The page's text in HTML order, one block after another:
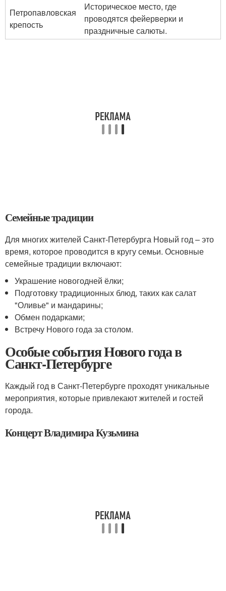
Петропавловская
крепость
Историческое место, где
проводятся фейерверки и
праздничные салюты.
Семейные традиции
Для многих жителей Санкт-Петербурга Новый год – это
время, которое проводится в кругу семьи. Основные
семейные традиции включают:
Украшение новогодней ёлки;
Подготовку традиционных блюд, таких как салат
"Оливье" и мандарины;
Обмен подарками;
Встречу Нового года за столом.
Особые события Нового года в
Санкт-Петербурге
Каждый год в Санкт-Петербурге проходят уникальные
мероприятия, которые привлекают жителей и гостей
города.
Концерт Владимира Кузьмина